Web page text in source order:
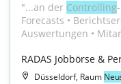
"...an der Controlling
Forecasts •
Auswertungen •
RADAS Jobbörse &
Düsseldorf, Raum